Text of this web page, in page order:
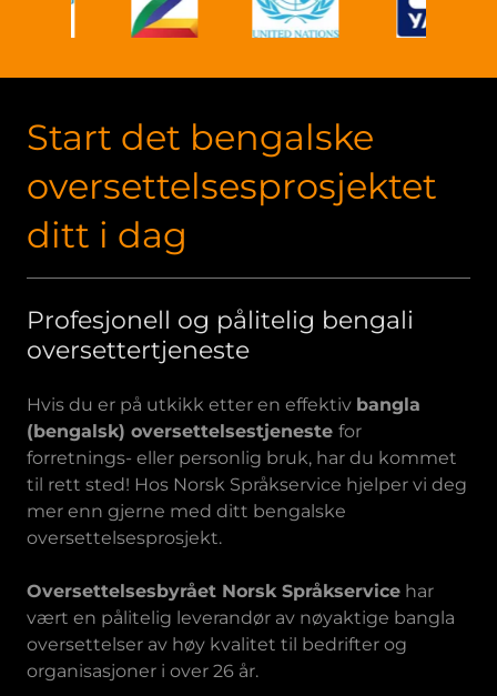
Start det bengalske
oversettelsesprosjektet
ditt i dag
Profesjonell og pålitelig bengali
oversettertjeneste
Hvis du er på utkikk etter en effektiv bangla
(bengalsk) oversettelsestjeneste for
forretnings- eller personlig bruk, har du kommet
til rett sted! Hos Norsk Språkservice hjelper vi deg
mer enn gjerne med ditt bengalske
oversettelsesprosjekt.
Oversettelsesbyrået Norsk Språkservice har
vært en pålitelig leverandør av nøyaktige bangla
oversettelser av høy kvalitet til bedrifter og
organisasjoner i over 26 år.